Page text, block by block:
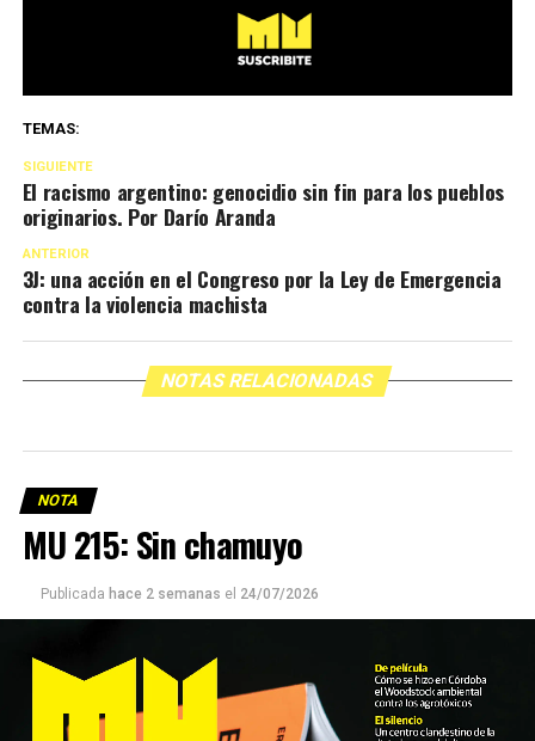
TEMAS:
SIGUIENTE
El racismo argentino: genocidio sin fin para los pueblos
originarios. Por Darío Aranda
ANTERIOR
3J: una acción en el Congreso por la Ley de Emergencia
contra la violencia machista
NOTAS RELACIONADAS
NOTA
MU 215: Sin chamuyo
Publicada hace 2 semanas el 24/07/2026